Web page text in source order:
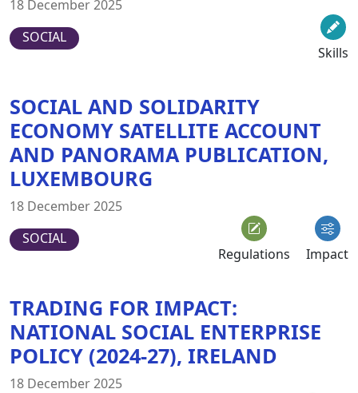
18 December 2025
SOCIAL
Skills
SOCIAL AND SOLIDARITY
ECONOMY SATELLITE ACCOUNT
AND PANORAMA PUBLICATION,
LUXEMBOURG
18 December 2025
SOCIAL
Regulations
Impact
TRADING FOR IMPACT:
NATIONAL SOCIAL ENTERPRISE
POLICY (2024-27), IRELAND
18 December 2025